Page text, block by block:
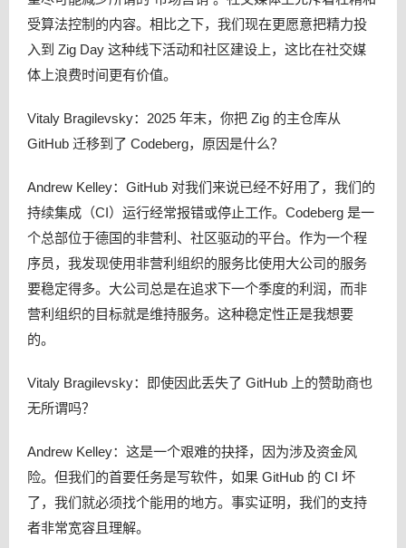
受算法控制的内容。相比之下，我们现在更愿意把精力投
入到 Zig Day 这种线下活动和社区建设上，这比在社交媒
体上浪费时间更有价值。
Vitaly Bragilevsky：2025 年末，你把 Zig 的主仓库从
GitHub 迁移到了 Codeberg，原因是什么？
Andrew Kelley：GitHub 对我们来说已经不好用了，我们的
持续集成（CI）运行经常报错或停止工作。Codeberg 是一
个总部位于德国的非营利、社区驱动的平台。作为一个程
序员，我发现使用非营利组织的服务比使用大公司的服务
要稳定得多。大公司总是在追求下一个季度的利润，而非
营利组织的目标就是维持服务。这种稳定性正是我想要
的。
Vitaly Bragilevsky：即使因此丢失了 GitHub 上的赞助商也
无所谓吗？
Andrew Kelley：这是一个艰难的抉择，因为涉及资金风
险。但我们的首要任务是写软件，如果 GitHub 的 CI 坏
了，我们就必须找个能用的地方。事实证明，我们的支持
者非常宽容且理解。